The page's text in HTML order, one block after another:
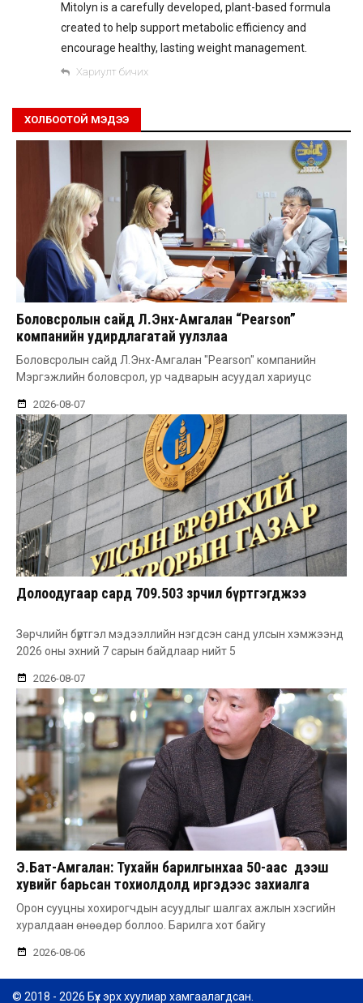
Mitolyn is a carefully developed, plant-based formula
created to help support metabolic efficiency and
encourage healthy, lasting weight management.
Хариулт бичих
ХОЛБООТОЙ МЭДЭЭ
Боловсролын сайд Л.Энх-Амгалан “Pearson”
компанийн удирдлагатай уулзлаа
Боловсролын сайд Л.Энх-Амгалан "Pearson" компанийн
Мэргэжлийн боловсрол, ур чадварын асуудал хариуцс
2026-08-07
Долоодугаар сард 709.503 зөрчил бүртгэгджээ
Зөрчлийн бүртгэл мэдээллийн нэгдсэн санд улсын хэмжээнд
2026 оны эхний 7 сарын байдлаар нийт 5
2026-08-07
Э.Бат-Амгалан: Тухайн барилгынхаа 50-аас дээш
хувийг барьсан тохиолдолд иргэдээс захиалга
авдаг болгоно
Орон сууцны хохирогчдын асуудлыг шалгах ажлын хэсгийн
хуралдаан өнөөдөр боллоо. Барилга хот байгу
2026-08-06
© 2018 - 2026 Бүх эрх хуулиар хамгаалагдсан.